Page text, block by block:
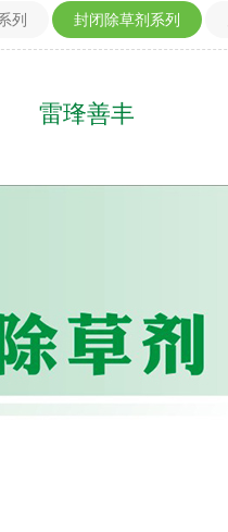
列 封闭除草剂系列
雷琒善丰